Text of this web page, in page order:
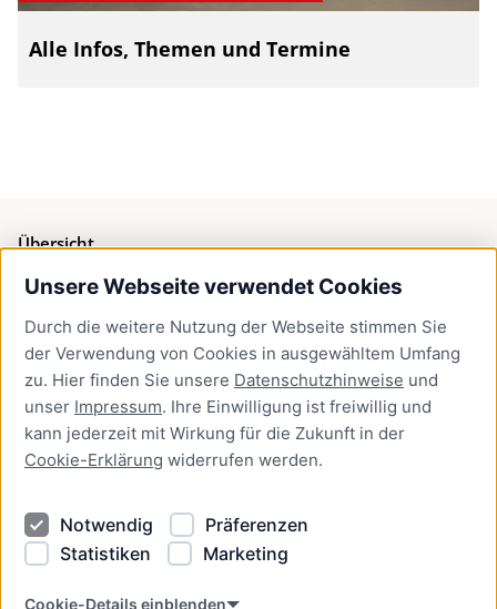
Unsere Webseite verwendet Cookies
Durch die weitere Nutzung der Webseite stimmen Sie
der Verwendung von Cookies in ausgewähltem Umfang
zu. Hier finden Sie unsere Datenschutzhinweise und
unser Impressum. Ihre Einwilligung ist freiwillig und
kann jederzeit mit Wirkung für die Zukunft in der
Cookie-Erklärung widerrufen werden.
Notwendig
Präferenzen
Statistiken
Marketing
Cookie-Details einblenden
Alle Infos, Themen und Termine
Übersicht
Bürgerservice
Presse
Newsletter Lübeck:kompakt
Kontakt
Kontakt
Datenschutzhinweise
Barrierefreiheit
Cookie Erklärung